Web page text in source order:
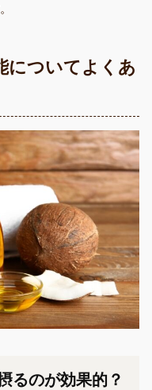
についてよくあ
るのが効果的？